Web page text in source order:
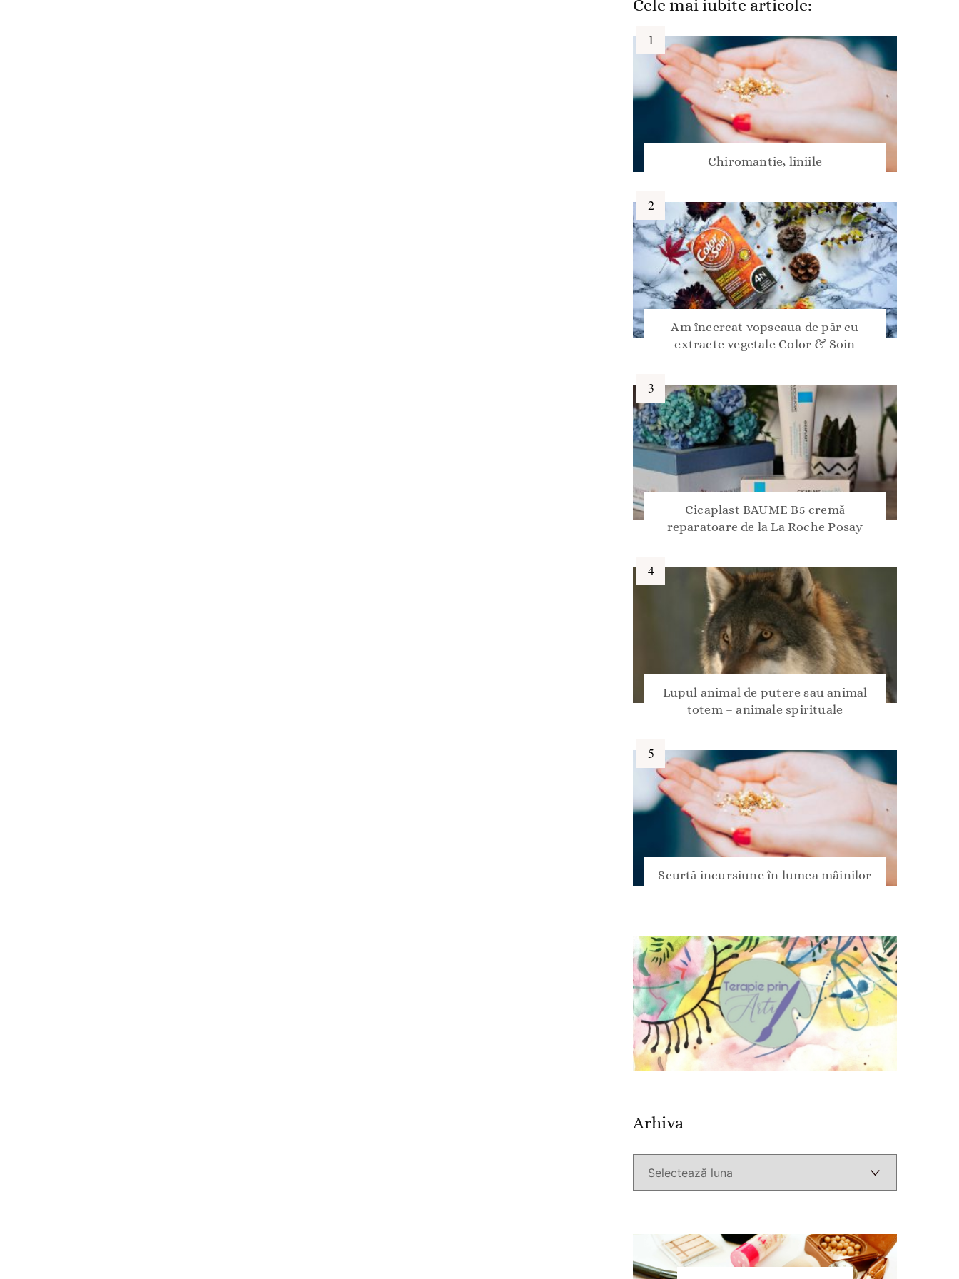
Cele mai iubite articole:
Chiromantie, liniile
Am încercat vopseaua de păr cu
extracte vegetale Color & Soin
Cicaplast BAUME B5 cremă
reparatoare de la La Roche Posay
Lupul animal de putere sau animal
totem – animale spirituale
Scurtă incursiune în lumea mâinilor
Arhiva